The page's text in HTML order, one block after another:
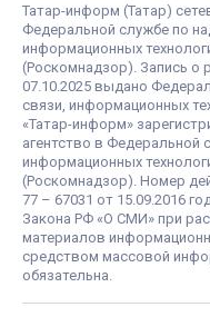
Татар-информ (Татар)
Федеральной службе по
информационных
(Роскомнадзор). Запись о
07.10.2025 выдано
связи, информационных
«Татар-информ»
агентство в Федеральной
информационных
(Роскомнадзор). Номер
77 – 67031 от 15.09.2016
Закона РФ «О СМИ» при
материалов
средством массовой
обязательна.